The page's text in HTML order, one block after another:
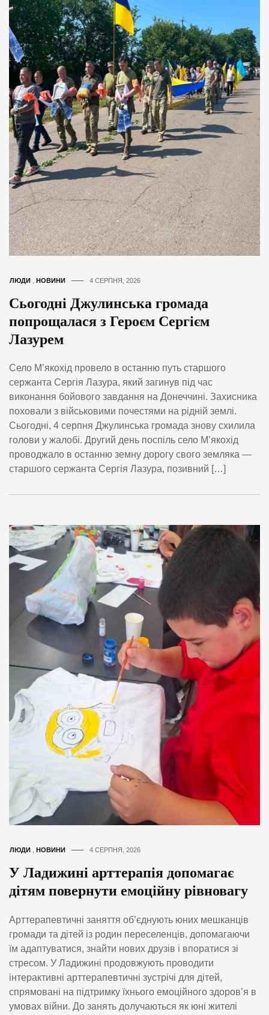
ЛЮДИ НОВИНИ 4 СЕРПНЯ, 2026
Сьогодні Джулинська громада
попрощалася з Героєм Сергієм
Лазурем
Село М’якохід провело в останню путь старшого
сержанта Сергія Лазура, який загинув під час
виконання бойового завдання на Донеччині. Захисника
поховали з військовими почестями на рідній землі.
Сьогодні, 4 серпня Джулинська громада знову схилила
голови у жалобі. Другий день поспіль село М’якохід
проводжало в останню земну дорогу свого земляка —
старшого сержанта Сергія Лазура, позивний […]
ЛЮДИ НОВИНИ 4 СЕРПНЯ, 2026
У Ладижині арттерапія допомагає
дітям повернути емоційну рівновагу
Арттерапевтичні заняття об’єднують юних мешканців
громади та дітей із родин переселенців, допомагаючи
їм адаптуватися, знайти нових друзів і впоратися зі
стресом. У Ладижині продовжують проводити
інтерактивні арттерапевтичні зустрічі для дітей,
спрямовані на підтримку їхнього емоційного здоров’я в
умовах війни. До занять долучаються як юні жителі